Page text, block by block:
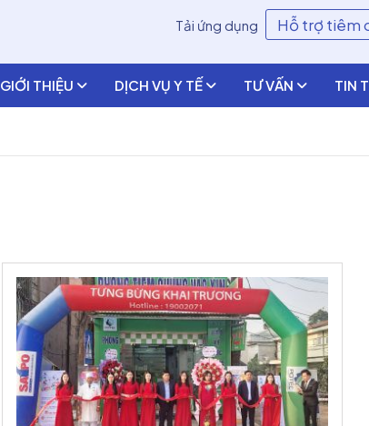
Tải ứng dụng Hỗ trợ tiêm
GIỚI THIỆU DỊCH VỤ Y TẾ TƯ VẤN TIN